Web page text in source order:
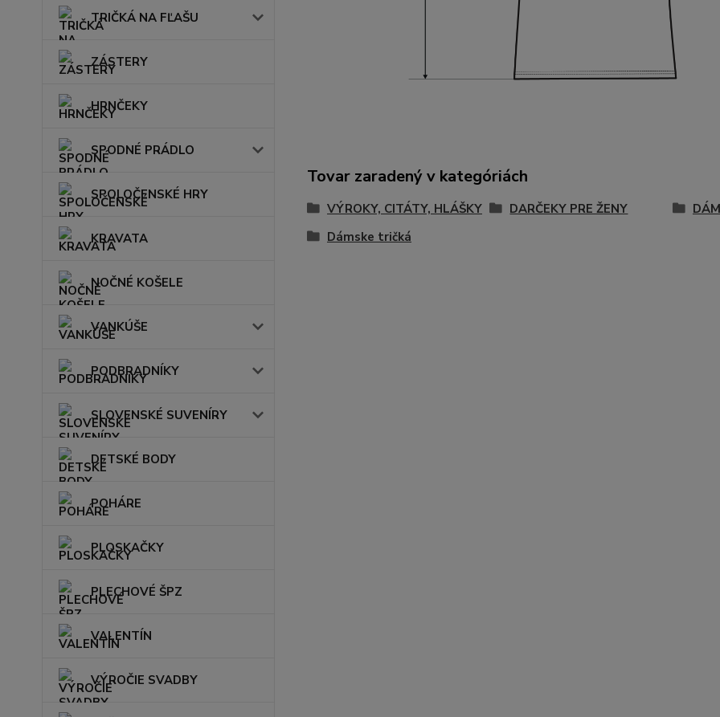
TRIČKÁ NA FĽAŠU
ZÁSTERY
HRNČEKY
SPODNÉ PRÁDLO
SPOLOČENSKÉ HRY
KRAVATA
NOČNÉ KOŠELE
VANKÚŠE
PODBRADNÍKY
SLOVENSKÉ SUVENÍRY
DETSKÉ BODY
POHÁRE
PLOSKAČKY
PLECHOVÉ ŠPZ
VALENTÍN
VÝROČIE SVADBY
Tovar zaradený v kategóriách
VÝROKY, CITÁTY, HLÁŠKY DARČEKY PRE ŽENY
Dámske tričká